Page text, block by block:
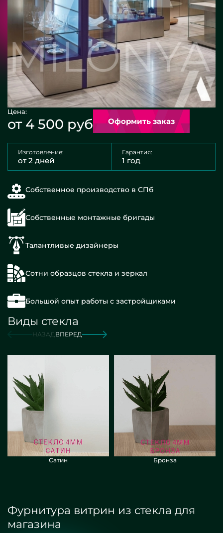
Цена:
от 4 500 руб Оформить заказ
Изготовление:
от 2 дней
Гарантия:
1 год
Собственное производство в СПб
Собственные монтажные бригады
Талантливые дизайнеры
Сотни образцов стекла и зеркал
Большой опыт работы с застройщиками
Виды стекла
НАЗАДВПЕРЕД
Сатин Бронза
Фурнитура витрин из стекла для
магазина